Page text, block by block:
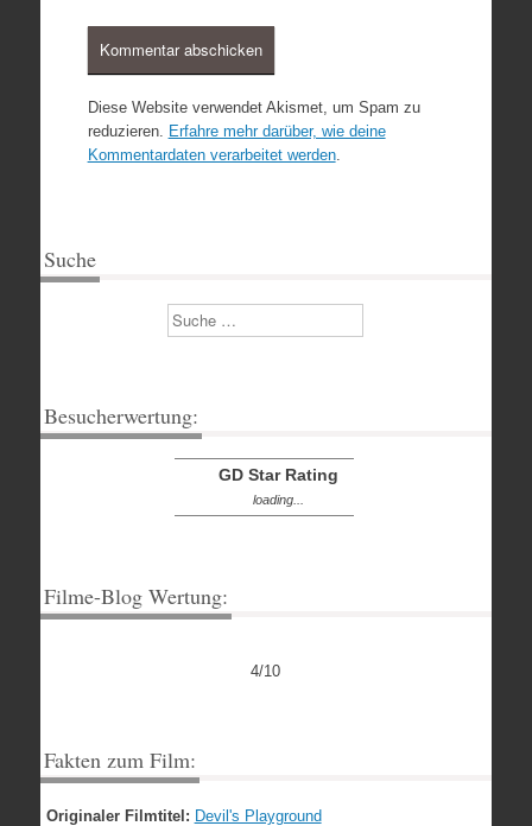
Diese Website verwendet Akismet, um Spam zu
reduzieren. Erfahre mehr darüber, wie deine
Kommentardaten verarbeitet werden.
Suche
Suchen
Besucherwertung:
GD Star Rating
loading...
Filme-Blog Wertung:
4/10
Fakten zum Film:
Originaler Filmtitel: Devil's Playground